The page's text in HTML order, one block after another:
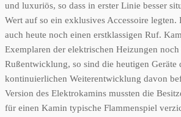
und luxuriös, so dass in erster Linie besser
Wert auf so ein exklusives Accessoire legten.
auch heute noch einen erstklassigen Ruf.
Exemplaren der elektrischen Heizungen
Rußentwicklung, so sind die heutigen Geräte
kontinuierlichen Weiterentwicklung davon
Version des Elektrokamins mussten die
für einen Kamin typische Flammenspiel